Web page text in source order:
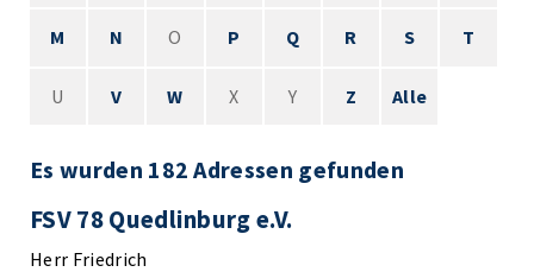
M N O P Q R S T
U V W X Y Z Alle
Es wurden 182 Adressen gefunden
FSV 78 Quedlinburg e.V.
Herr Friedrich